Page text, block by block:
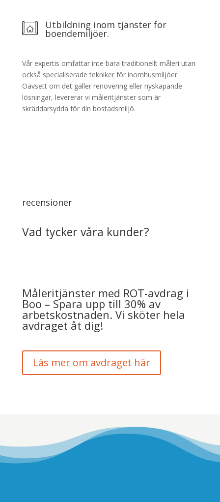
Utbildning inom tjänster för
boendemiljöer.
Vår expertis omfattar inte bara traditionellt måleri utan
också specialiserade tekniker för inomhusmiljöer.
Oavsett om det gäller renovering eller nyskapande
lösningar, levererar vi måleritjänster som är
skräddarsydda för din bostadsmiljö.
recensioner
Vad tycker våra kunder?
Måleritjänster med ROT-avdrag i
Boo – Spara upp till 30% av
arbetskostnaden. Vi sköter hela
avdraget åt dig!
Läs mer om avdraget här